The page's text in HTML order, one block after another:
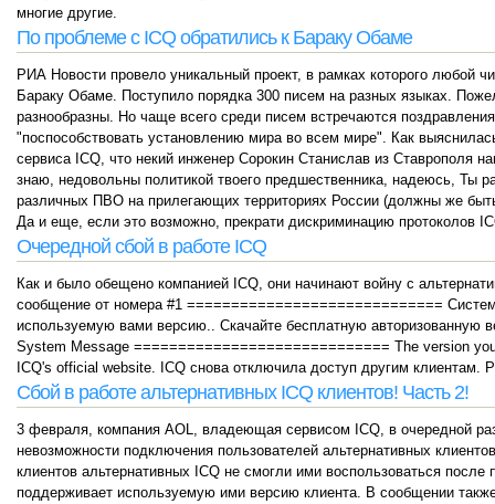
многие другие.
По проблеме с ICQ обратились к Бараку Обаме
РИА Новости провело уникальный проект, в рамках которого любой
Бараку Обаме. Поступило порядка 300 писем на разных языках.
разнообразны. Но чаще всего среди писем встречаются
"поспособствовать установлению мира во всем мире". Как
сервиса ICQ, что некий инженер Сорокин Станислав из Ставрополя
знаю, недовольны политикой твоего предшественника, надеюсь, Ты
различных ПВО на прилегающих территориях России (должны же
Да и еще, если это возможно, прекрати дискриминацию протоколов
Очередной сбой в работе ICQ
Как и было обещено компанией ICQ, они начинают войну с
сообщение от номера #1 =============================
используемую вами версию.. Скачайте бесплатную
System Message ============================= The version
ICQ's official website. ICQ снова отключила доступ другим
Сбой в работе альтернативных ICQ клиентов! Часть 2!
3 февраля, компания AOL, владеющая сервисом ICQ, в очередной
невозможности подключения пользователей альтернативных
клиентов альтернативных ICQ не смогли ими воспользоваться
поддерживает используемую ими версию клиента. В сообщении